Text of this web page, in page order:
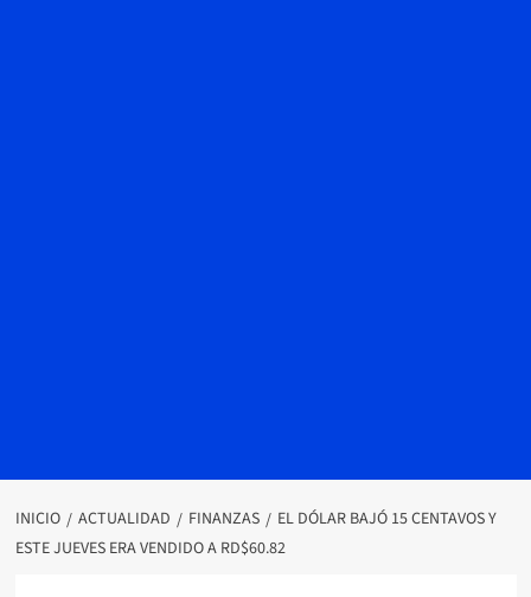
INICIO ACTUALIDAD FINANZAS
EL DÓLAR BAJÓ 15 CENTAVOS Y
ESTE JUEVES ERA VENDIDO A RD$60.82